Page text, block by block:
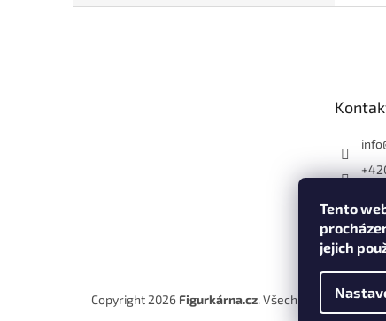
Tento
jejich
info
Copyright 2026 Figurkárna.cz. Všechna práva